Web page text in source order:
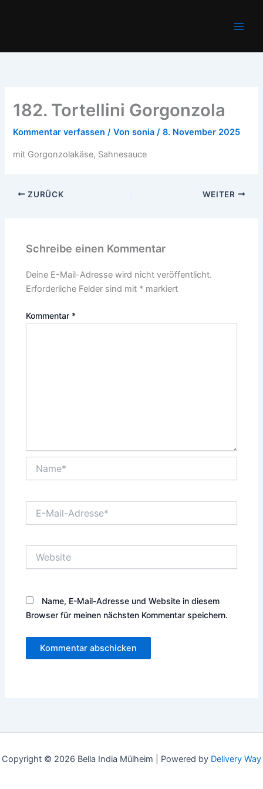
182. Tortellini Gorgonzola
Kommentar verfassen / Vonsonia/8. November 2025
mit Gorgonzolakäse, Sahnesauce
ZURÜCK WEITER
Schreibe einen Kommentar
Deine E-Mail-Adresse wird nicht veröffentlicht.
Erforderliche Felder sind mit * markiert
Kommentar *
Mail-
Name, E-Mail-Adresse und Website in diesem
Browser für meinen nächsten Kommentar speichern.
Copyright © 2026 Bella India Mülheim | Powered by Delivery Way